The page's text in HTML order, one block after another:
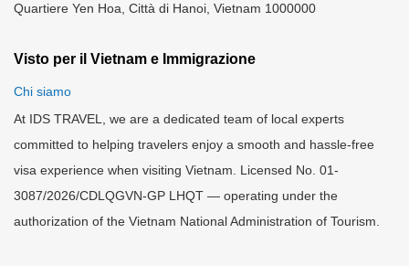
Quartiere Yen Hoa, Città di Hanoi, Vietnam 1000000
Visto per il Vietnam e Immigrazione
Chi siamo
At IDS TRAVEL, we are a dedicated team of local experts
committed to helping travelers enjoy a smooth and hassle-free
visa experience when visiting Vietnam. Licensed No. 01-
3087/2026/CDLQGVN-GP LHQT — operating under the
authorization of the Vietnam National Administration of Tourism.